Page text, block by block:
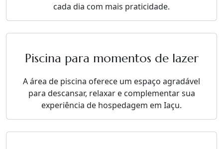
cada dia com mais praticidade.
Piscina para momentos de lazer
A área de piscina oferece um espaço agradável
para descansar, relaxar e complementar sua
experiência de hospedagem em Iaçu.